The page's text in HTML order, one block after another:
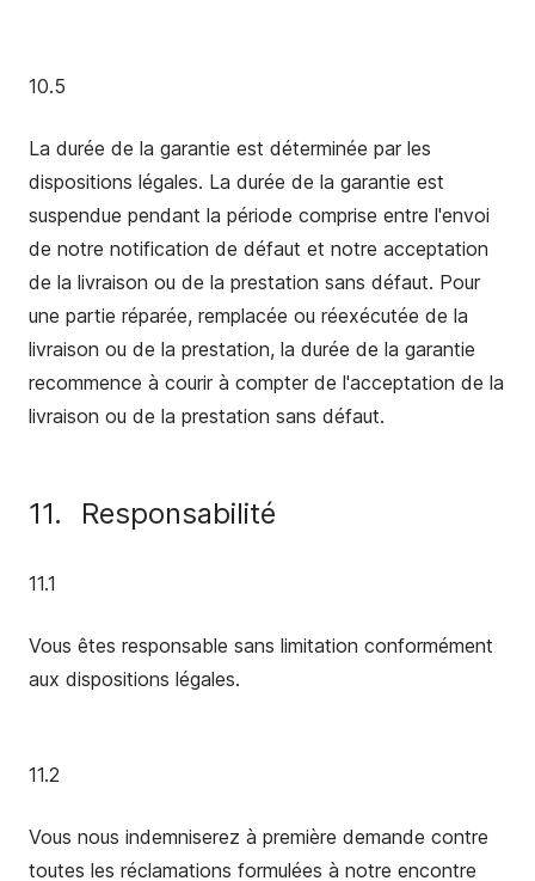
10.5
La durée de la garantie est déterminée par les
dispositions légales. La durée de la garantie est
suspendue pendant la période comprise entre l'envoi
de notre notification de défaut et notre acceptation
de la livraison ou de la prestation sans défaut. Pour
une partie réparée, remplacée ou réexécutée de la
livraison ou de la prestation, la durée de la garantie
recommence à courir à compter de l'acceptation de la
livraison ou de la prestation sans défaut.
11. Responsabilité
11.1
Vous êtes responsable sans limitation conformément
aux dispositions légales.
11.2
Vous nous indemniserez à première demande contre
toutes les réclamations formulées à notre encontre